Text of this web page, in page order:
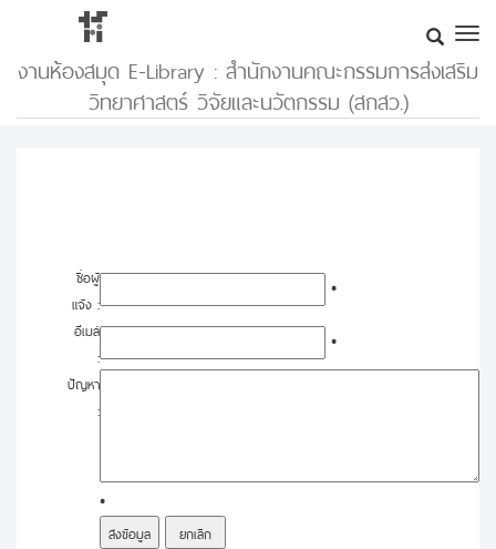
งานห้องสมุด E-Library : สำนักงานคณะกรรมการส่งเสริม
วิทยาศาสตร์ วิจัยและนวัตกรรม (สกสว.)
ชื่อผู้
แจ้ง :
*
อีเมล์
:
*
ปัญหา
:
*